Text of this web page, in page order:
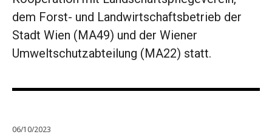
dem Forst- und Landwirtschaftsbetrieb der
Stadt Wien (MA49) und der Wiener
Umweltschutzabteilung (MA22) statt.
06/10/2023